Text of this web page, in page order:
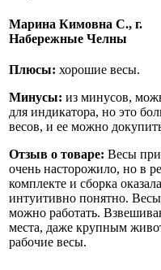
Марина Кимовна С., г.
Набережные Челны
Плюсы: хорошие весы.
Минусы: из минусов,
для индикатора, но это
весов, и ее можно
Отзыв о товаре: Весы
очень насторожило, но в
комплекте и сборка
интуитивно понятно.
можно работать.
места, даже крупным
рабочие весы.